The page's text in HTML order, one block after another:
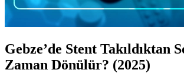
Gebze’de Stent Takıldıktan
Zaman Dönülür? (2025)